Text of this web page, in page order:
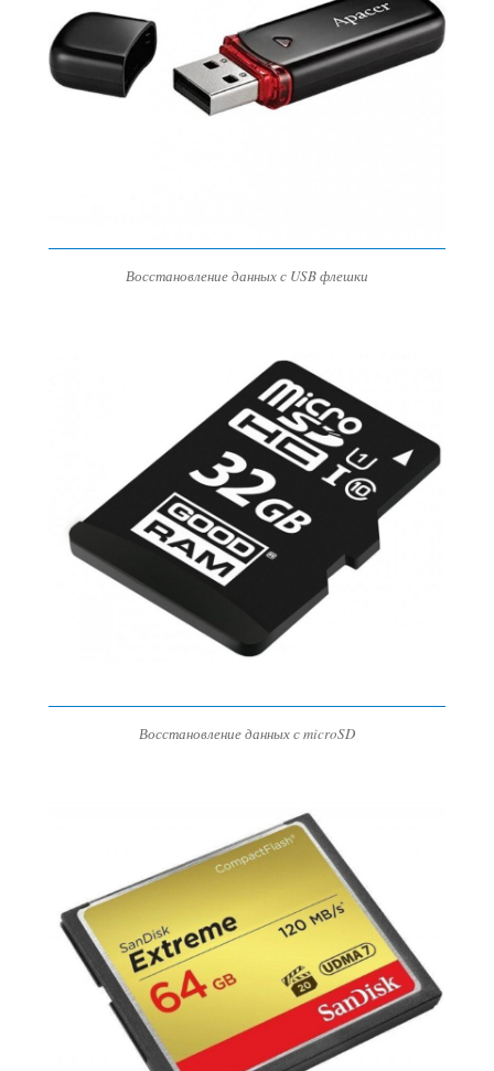
Восстановление данных с USB флешки
Восстановление данных с microSD